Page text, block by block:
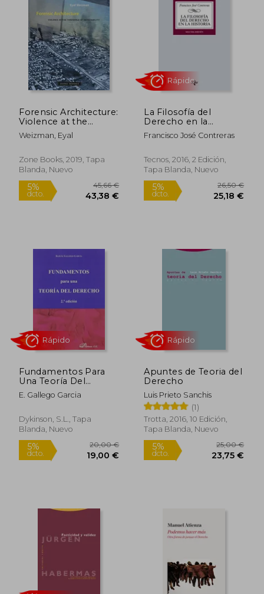
Rápido
5%
dcto.
Forensic Architecture:
Violence at the
Threshold of
Detectability (Zone
Weizman, Eyal
Zone Books, 2019, Tapa
Blanda, Nuevo
La Filosofía del
Derecho en la
Historia (Derecho -
Biblioteca
Editorial Tecnos)
Francisco José Contreras
Tecnos, 2016, 2 Edición,
Tapa Blanda, Nuevo
Fundamentos Para
Una Teoría Del
Derecho 2ª Edición
E. Gallego Garcia
Dykinson, S.L., Tapa
Blanda, Nuevo
Apuntes de Teoria del
Derecho
Luis Prieto Sanchis
(1)
Trotta, 2016, 10 Edición,
Tapa Blanda, Nuevo